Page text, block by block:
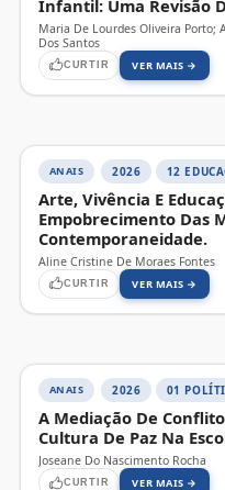
Infantil: Uma Revisão
Maria De Lourdes Oliveira Porto;
Dos Santos
CURTIR VER MAIS →
ANAIS 2026
Arte, Vivência E
Empobrecimento Das
Contemporaneidade.
Aline Cristine De Moraes Fontes
CURTIR VER MAIS →
ANAIS 2026
A Mediação De
Cultura De Paz Na
Joseane Do Nascimento Rocha
CURTIR VER MAIS →